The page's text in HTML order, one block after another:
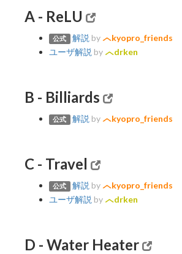
A - ReLU
公式 解説 by
kyopro_friends
ユーザ解説 by drken
B - Billiards
公式 解説 by kyopro_friends
C - Travel
公式 解説 by
kyopro_friends
ユーザ解説 by drken
D - Water Heater